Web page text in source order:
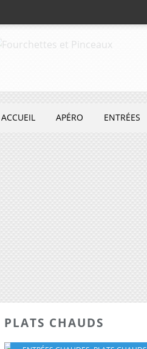
ACCUEIL APÉRO ENTRÉES
PLATS CHAUDS